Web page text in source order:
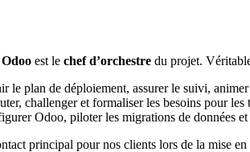
est le chef d’orchestre du projet.
le plan de déploiement, assurer le suivi,
challenger et formaliser les besoins pour
Odoo, piloter les migrations de données
principal pour nos clients lors de la mise